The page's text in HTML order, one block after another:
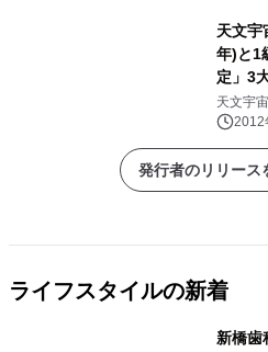
天文宇
年)と1
定」3
月7日
天文宇
2012
発行者のリリース
ライフスタイルの新着
新橋歯